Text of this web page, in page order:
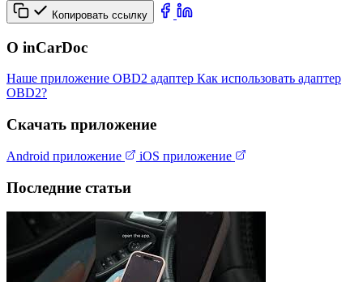
Копировать ссылку
О inCarDoc
Наше приложение OBD2 адаптер Как использовать адаптер
OBD2?
Скачать приложение
Android приложение iOS приложение
Последние статьи